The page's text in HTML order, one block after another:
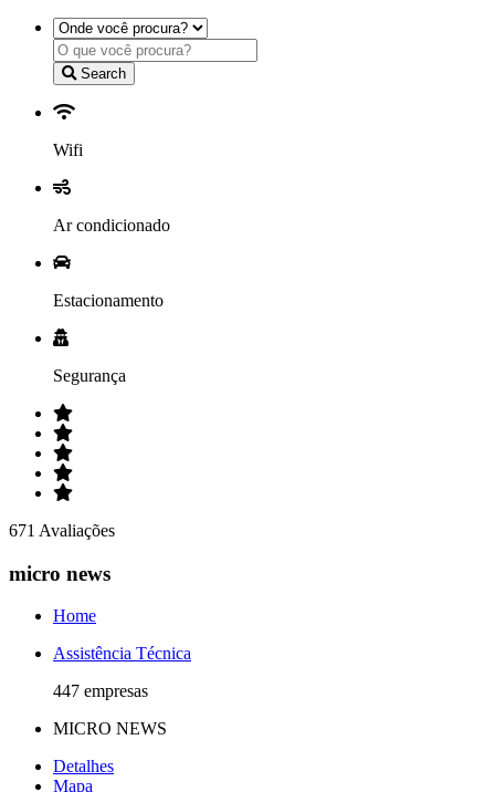
Search
Wifi
Ar condicionado
Estacionamento
Segurança
671 Avaliações
micro news
Home
Assistência Técnica
447 empresas
MICRO NEWS
Detalhes
Mapa